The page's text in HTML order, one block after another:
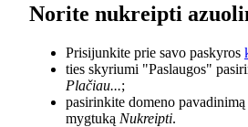
Norite nukreipti
Prisijunkite prie savo paskyros
ties skyriumi "Paslaugos"
Plačiau...;
pasirinkite domeno
mygtuką Nukreipti.